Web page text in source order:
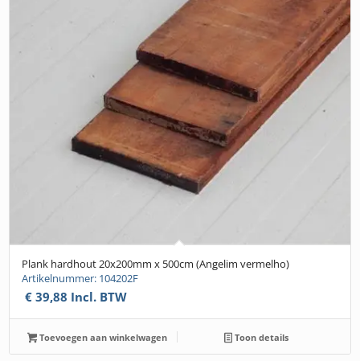
Plank hardhout 20x200mm x 500cm (Angelim vermelho)
Artikelnummer: 104202F
€ 39,88 Incl. BTW
Toevoegen aan winkelwagen Toon details